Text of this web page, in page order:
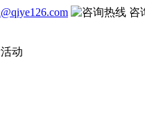
咨
动